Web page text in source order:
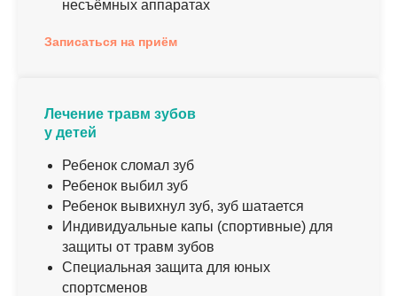
несъёмных аппаратах
Записаться на приём
Лечение травм зубов
у детей
Ребенок сломал зуб
Ребенок выбил зуб
Ребенок вывихнул зуб, зуб шатается
Индивидуальные капы (спортивные) для
защиты от травм зубов
Специальная защита для юных
спортсменов